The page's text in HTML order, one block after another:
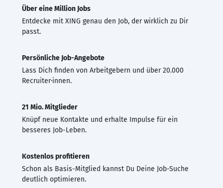
Über eine Million Jobs
Entdecke mit XING genau den Job, der wirklich zu Dir
passt.
Persönliche Job-Angebote
Lass Dich finden von Arbeitgebern und über 20.000
Recruiter·innen.
21 Mio. Mitglieder
Knüpf neue Kontakte und erhalte Impulse für ein
besseres Job-Leben.
Kostenlos profitieren
Schon als Basis-Mitglied kannst Du Deine Job-Suche
deutlich optimieren.